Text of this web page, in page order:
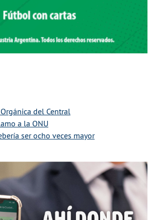
del Central
a la ONU
ser ocho veces mayor